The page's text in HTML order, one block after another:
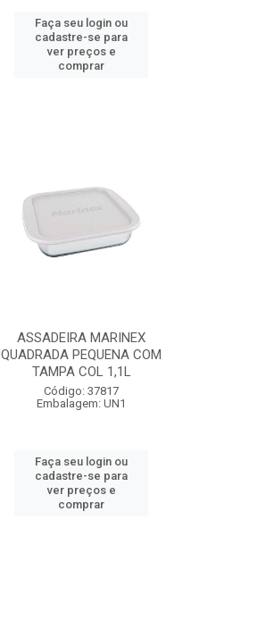
Faça seu login ou
cadastre-se para
ver preços e
comprar
ASSADEIRA MARINEX
QUADRADA PEQUENA COM
TAMPA COL 1,1L
Código: 37817
Embalagem: UN1
Faça seu login ou
cadastre-se para
ver preços e
comprar